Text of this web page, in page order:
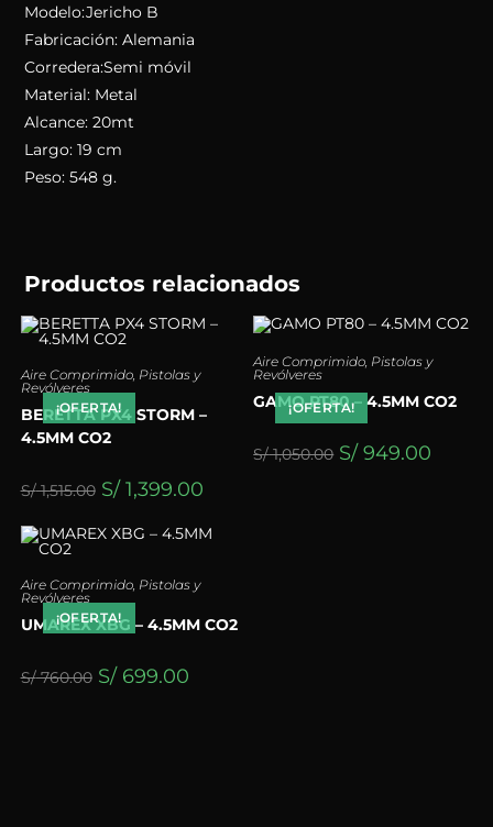
Modelo:Jericho B
Fabricación: Alemania
Corredera:Semi móvil
Material: Metal
Alcance: 20mt
Largo: 19 cm
Peso: 548 g.
Productos relacionados
¡OFERTA!
Aire Comprimido, Pistolas y
Revólveres
BERETTA PX4 STORM –
4.5MM CO2
S/1,515.00 S/1,399.00
¡OFERTA!
Aire Comprimido, Pistolas y
Revólveres
GAMO PT80 – 4.5MM CO2
S/1,050.00 S/ 949.00
¡OFERTA!
Aire Comprimido, Pistolas y
Revólveres
UMAREX XBG – 4.5MM CO2
S/760.00 S/699.00